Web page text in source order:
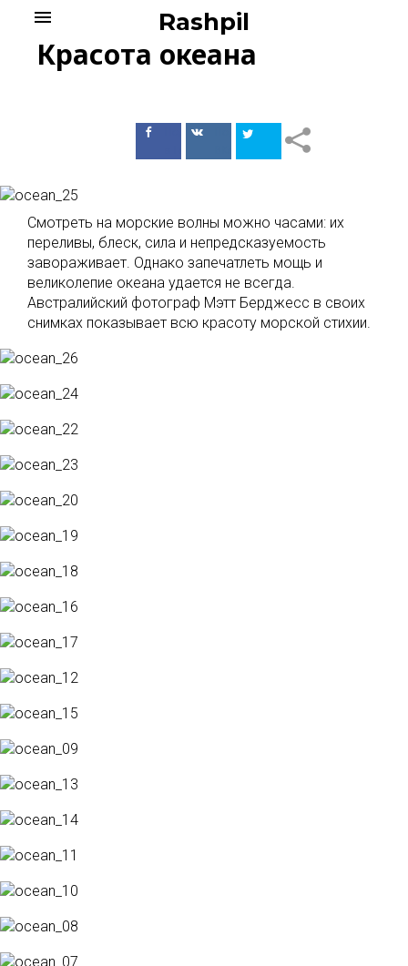
content
Rashpil
menu
Красота океана
ПоделитьсяПоделиться
Смотреть на морские волны можно часами: их
переливы, блеск, сила и непредсказуемость
завораживает. Однако запечатлеть мощь и
великолепие океана удается не всегда.
Австралийский фотограф Мэтт Берджесс в своих
снимках показывает всю красоту морской стихии.